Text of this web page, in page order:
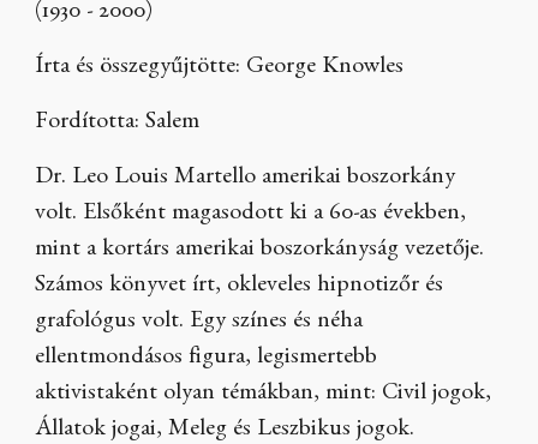
(1930 - 2000)
Írta és összegyűjtötte: George Knowles
Fordította: Salem
Dr. Leo Louis Martello amerikai boszorkány
volt. Elsőként magasodott ki a 60-as években,
mint a kortárs amerikai boszorkányság vezetője.
Számos könyvet írt, okleveles hipnotizőr és
grafológus volt. Egy színes és néha
ellentmondásos figura, legismertebb
aktivistaként olyan témákban, mint: Civil jogok,
Állatok jogai, Meleg és Leszbikus jogok.